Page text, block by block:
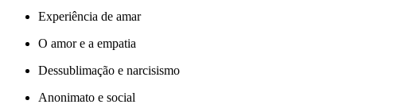
Experiência de amar
O amor e a empatia
Dessublimação e narcisismo
Anonimato e social